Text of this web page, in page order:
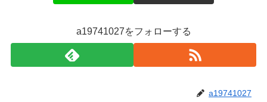
a19741027をフォローする
a19741027